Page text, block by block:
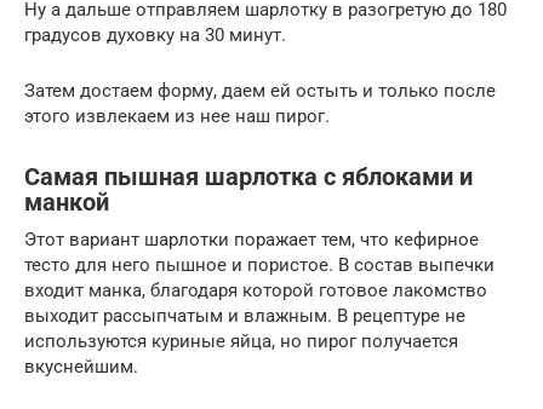
Ну а дальше отправляем шарлотку в разогретую до 180
градусов духовку на 30 минут.
Затем достаем форму, даем ей остыть и только после
этого извлекаем из нее наш пирог.
Самая пышная шарлотка с яблоками и
манкой
Этот вариант шарлотки поражает тем, что кефирное
тесто для него пышное и пористое. В состав выпечки
входит манка, благодаря которой готовое лакомство
выходит рассыпчатым и влажным. В рецептуре не
используются куриные яйца, но пирог получается
вкуснейшим.